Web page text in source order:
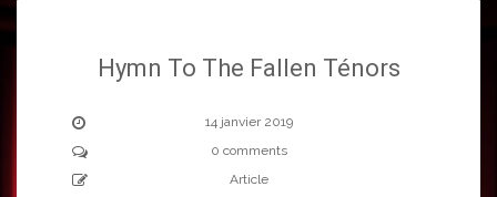
Hymn To The Fallen Ténors
14 janvier 2019
0 comments
Article